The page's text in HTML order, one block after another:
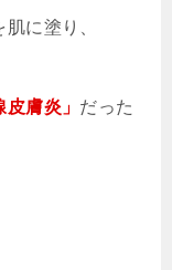
に塗り、
皮膚炎」 だった